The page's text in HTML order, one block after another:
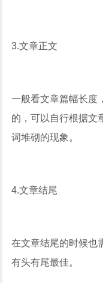
3.文章正文
一般看文章篇幅长度
的，可以自行根据文
词堆砌的现象。
4.文章结尾
在文章结尾的时候也
有头有尾最佳。